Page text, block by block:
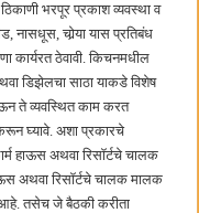
भरपूर प्रकाश व्यवस्था व
नासधूस, चोर्‍या यास प्रतिबंध
कार्यरत ठेवावी. किचनमधील
डिझेलचा साठा याकडे विशेष
ते व्यवस्थित काम करत
घ्यावे. अशा प्रकारचे
हाऊस अथवा रिसॉर्टचे चालक
अथवा रिसॉर्टचे चालक मालक
आहे. तसेच जे बैठकी करीता